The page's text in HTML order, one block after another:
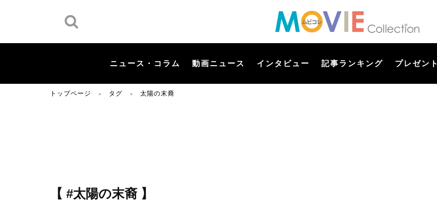
ニュース・コラム 動画ニュース インタビュー 記事ランキング プレゼント
トップページ ＞ タグ ＞ 太陽の末裔
【 #太陽の末裔 】